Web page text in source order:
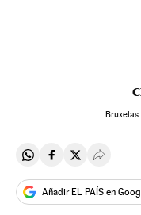
Bruxelas
Compartir en
Compartir en
Compartir
Añadir EL PAÍS en